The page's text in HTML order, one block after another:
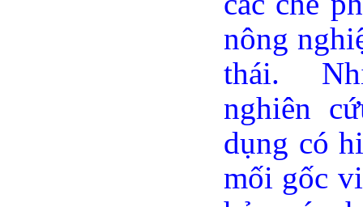
nông
thái.
nghiên
dụng có
mối gốc